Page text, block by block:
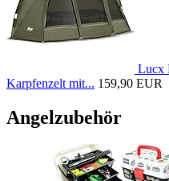
Lucx
Karpfenzelt mit... 159,90 EUR
Angelzubehör